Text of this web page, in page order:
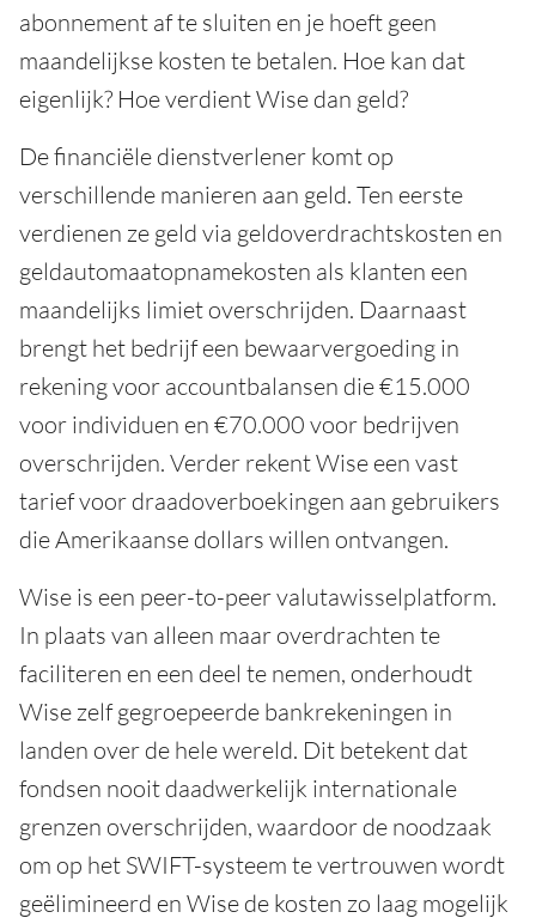
abonnement af te sluiten en je hoeft geen
maandelijkse kosten te betalen. Hoe kan dat
eigenlijk? Hoe verdient Wise dan geld?
De financiële dienstverlener komt op
verschillende manieren aan geld. Ten eerste
verdienen ze geld via geldoverdrachtskosten en
geldautomaatopnamekosten als klanten een
maandelijks limiet overschrijden. Daarnaast
brengt het bedrijf een bewaarvergoeding in
rekening voor accountbalansen die €15.000
voor individuen en €70.000 voor bedrijven
overschrijden. Verder rekent Wise een vast
tarief voor draadoverboekingen aan gebruikers
die Amerikaanse dollars willen ontvangen.
Wise is een peer-to-peer valutawisselplatform.
In plaats van alleen maar overdrachten te
faciliteren en een deel te nemen, onderhoudt
Wise zelf gegroepeerde bankrekeningen in
landen over de hele wereld. Dit betekent dat
fondsen nooit daadwerkelijk internationale
grenzen overschrijden, waardoor de noodzaak
om op het SWIFT-systeem te vertrouwen wordt
geëlimineerd en Wise de kosten zo laag mogelijk